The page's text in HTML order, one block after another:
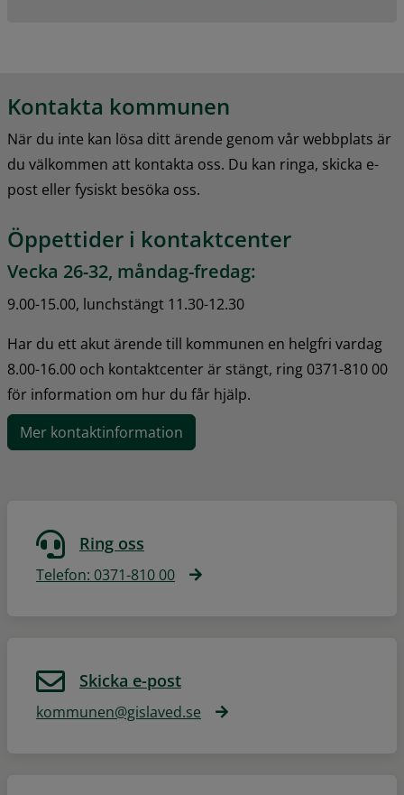
Kontakta kommunen
När du inte kan lösa ditt ärende genom vår webbplats är
du välkommen att kontakta oss. Du kan ringa, skicka e-
post eller fysiskt besöka oss.
Öppettider i kontaktcenter
Vecka 26-32, måndag-fredag:
9.00-15.00, lunchstängt 11.30-12.30
Har du ett akut ärende till kommunen en helgfri vardag
8.00-16.00 och kontaktcenter är stängt, ring 0371-810 00
för information om hur du får hjälp.
Mer kontaktinformation
Ring oss
Telefon: 0371-810 00
Skicka e-post
kommunen@gislaved.se